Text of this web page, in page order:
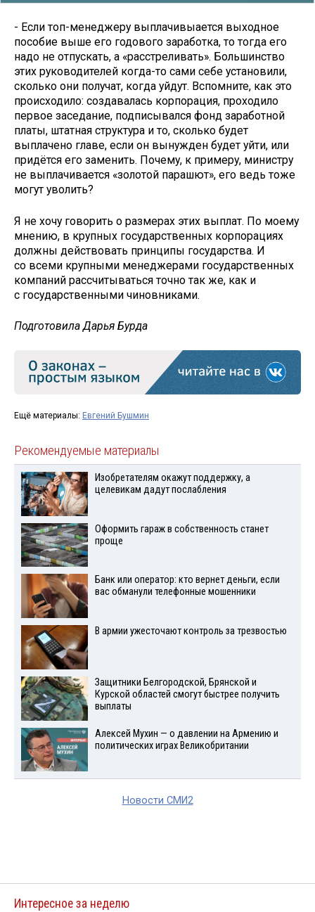
- Если топ-менеджеру выплачивыается выходное
пособие выше его годового заработка, то тогда его
надо не отпускать, а «расстреливать». Большинство
этих руководителей когда-то сами себе установили,
сколько они получат, когда уйдут. Вспомните, как это
происходило: создавалась корпорация, проходило
первое заседание, подписывался фонд заработной
платы, штатная структура и то, сколько будет
выплачено главе, если он вынужден будет уйти, или
придётся его заменить. Почему, к примеру, министру
не выплачивается «золотой парашют», его ведь тоже
могут уволить?
Я не хочу говорить о размерах этих выплат. По моему
мнению, в крупных государственных корпорациях
должны действовать принципы государства. И
со всеми крупными менеджерами государственных
компаний рассчитываться точно так же, как и
с государственными чиновниками.
Подготовила Дарья Бурда
Ещё материалы: Евгений Бушмин
Рекомендуемые материалы
Изобретателям окажут поддержку, а
целевикам дадут послабления
Оформить гараж в собственность станет
проще
Банк или оператор: кто вернет деньги, если
вас обманули телефонные мошенники
В армии ужесточают контроль за трезвостью
Защитники Белгородской, Брянской и
Курской областей смогут быстрее получить
выплаты
Алексей Мухин — о давлении на Армению и
политических играх Великобритании
Новости СМИ2
Интересное за неделю